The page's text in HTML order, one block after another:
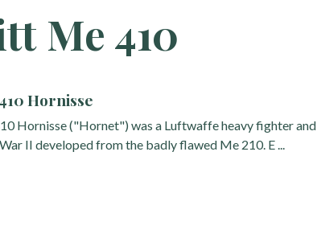
Me 410
Hornisse
Hornisse ("Hornet") was a Luftwaffe heavy fighter and
II developed from the badly flawed Me 210. E ...